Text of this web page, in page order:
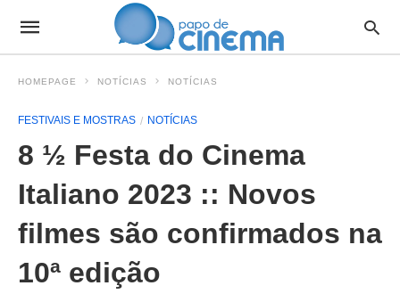
HOMEPAGE NOTÍCIAS NOTÍCIAS
FESTIVAIS E MOSTRAS NOTÍCIAS
8 ½ Festa do Cinema
Italiano 2023 :: Novos
filmes são confirmados na
10ª edição